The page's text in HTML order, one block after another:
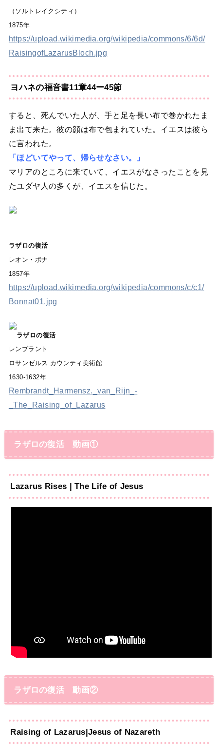
（ソルトレイクシティ）
1875年
https://upload.wikimedia.org/wikipedia/commons/6/6d/
RaisingofLazarusBloch.jpg
ヨハネの福音書11章44ー45節
すると、死んでいた人が、手と足を長い布で巻かれたま
ま出て来た。彼の顔は布で包まれていた。イエスは彼ら
に言われた。
「ほどいてやって、帰らせなさい。」
マリアのところに来ていて、イエスがなさったことを見
たユダヤ人の多くが、イエスを信じた。
ラザロの復活
レオン・ボナ
1857年
https://upload.wikimedia.org/wikipedia/commons/c/c1/
Bonnat01.jpg
ラザロの復活
レンブラント
ロサンゼルス カウンティ美術館
1630-1632年
Rembrandt_Harmensz._van_Rijn_-
_The_Raising_of_Lazarus
ラザロの復活 動画①
Lazarus Rises | The Life of Jesus
ラザロの復活 動画②
Raising of Lazarus|Jesus of Nazareth